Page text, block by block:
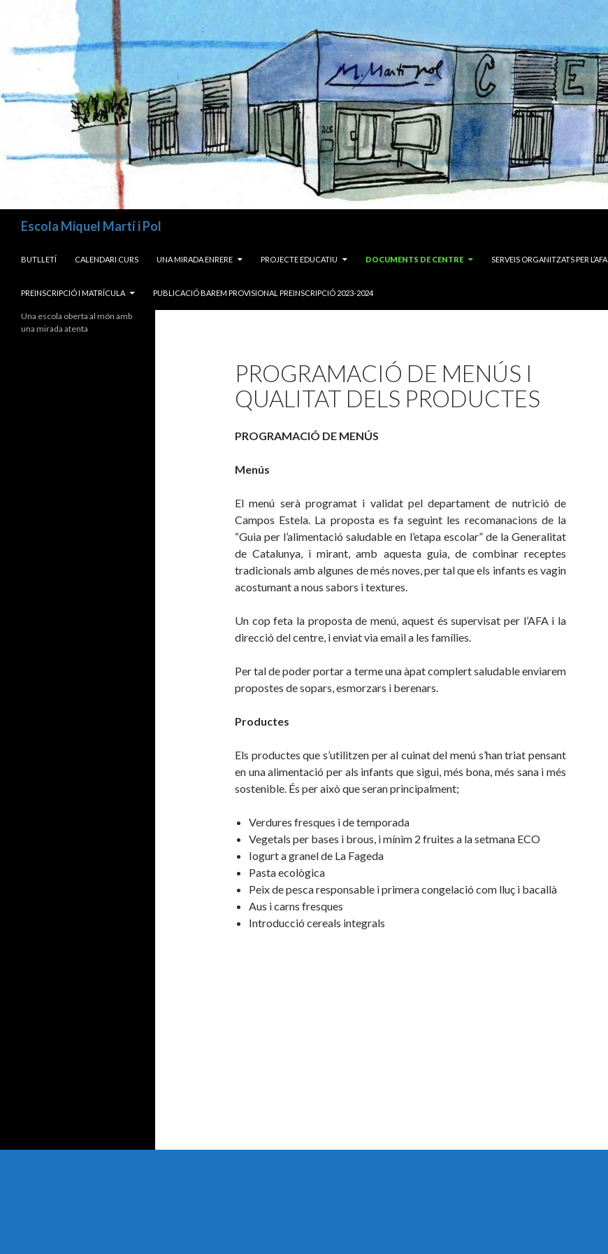
Escola Miquel Martí i Pol
BUTLLETÍ
CALENDARI CURS UNA MIRADA ENRERE PROJECTE EDUCATIU DOCUMENTS DE CENTRE SERVEIS ORGANITZATS PER L’AFA
PREINSCRIPCIÓ I MATRÍCULA PUBLICACIÓ BAREM PROVISIONAL PREINSCRIPCIÓ 2023-2024
PROGRAMACIÓ DE MENÚS I
QUALITAT DELS PRODUCTES
PROGRAMACIÓ DE MENÚS
Menús
El menú serà programat i validat pel departament de nutrició de
Campos Estela. La proposta es fa seguint les recomanacions de la
“Guia per l’alimentació saludable en l’etapa escolar” de la Generalitat
de Catalunya, i mirant, amb aquesta guia, de combinar receptes
tradicionals amb algunes de més noves, per tal que els infants es vagin
acostumant a nous sabors i textures.
Un cop feta la proposta de menú, aquest és supervisat per l’AFA i la
direcció del centre, i enviat via email a les famílies.
Per tal de poder portar a terme una àpat complert saludable enviarem
propostes de sopars, esmorzars i berenars.
Productes
Els productes que s’utilitzen per al cuinat del menú s’han triat pensant
en una alimentació per als infants que sigui, més bona, més sana i més
sostenible. És per això que seran principalment;
Verdures fresques i de temporada
Vegetals per bases i brous, i mínim 2 fruites a la setmana ECO
Iogurt a granel de La Fageda
Pasta ecològica
Peix de pesca responsable i primera congelació com lluç i bacallà
Aus i carns fresques
Introducció cereals integrals
Una escola oberta al món amb
una mirada atenta